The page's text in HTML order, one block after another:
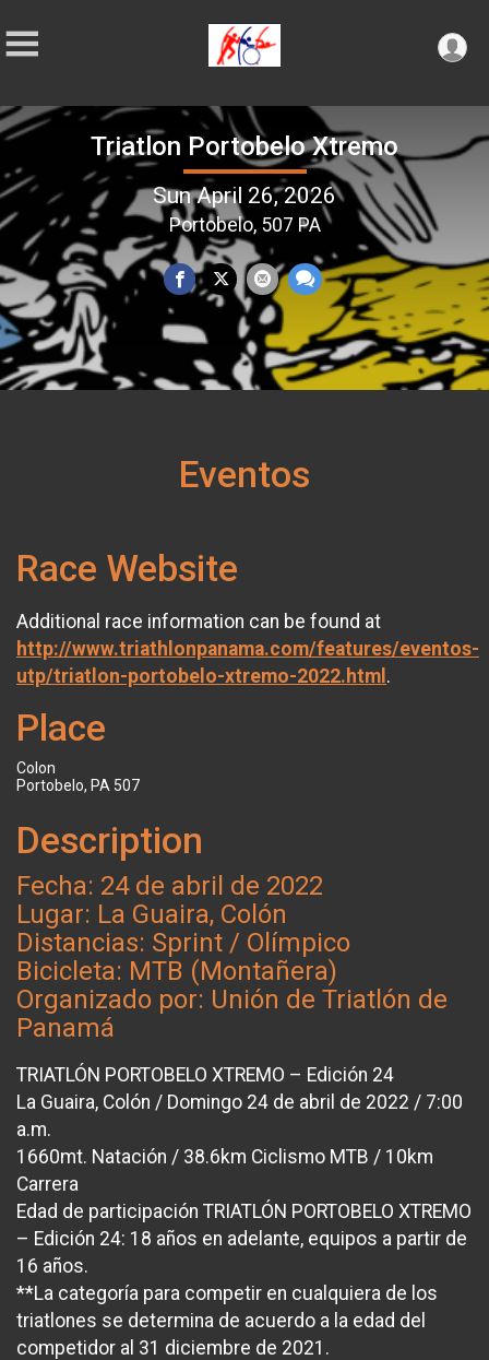
Triatlon Portobelo Xtremo
Sun April 26, 2026
Portobelo, 507 PA
Eventos
Race Website
Additional race information can be found at
http://www.triathlonpanama.com/features/eventos-
utp/triatlon-portobelo-xtremo-2022.html .
Place
Colon
Portobelo, PA 507
Description
Fecha: 24 de abril de 2022
Lugar: La Guaira, Colón
Distancias: Sprint / Olímpico
Bicicleta: MTB (Montañera)
Organizado por: Unión de Triatlón de
Panamá
TRIATLÓN PORTOBELO XTREMO – Edición 24
La Guaira, Colón / Domingo 24 de abril de 2022 / 7:00
a.m.
1660mt. Natación / 38.6km Ciclismo MTB / 10km
Carrera
Edad de participación TRIATLÓN PORTOBELO XTREMO
– Edición 24: 18 años en adelante, equipos a partir de
16 años.
**La categoría para competir en cualquiera de los
triatlones se determina de acuerdo a la edad del
competidor al 31 diciembre de 2021.